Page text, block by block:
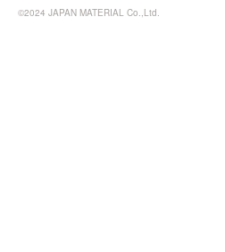
©2024 JAPAN MATERIAL Co.,Ltd.